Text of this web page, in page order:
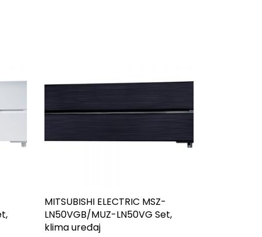
MITSUBISHI ELECTRIC MSZ-
LN50VGB/MUZ-LN50VG Set,
klima uređaj